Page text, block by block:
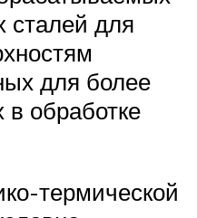
сталей для
для более
обработке
термической